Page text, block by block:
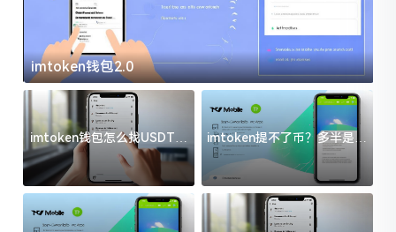
imtoken钱包2.0
imtoken钱包怎么找USDT地
址？三步搞定不踩坑
imtoken提不了币？多半是这
几件事没处理好